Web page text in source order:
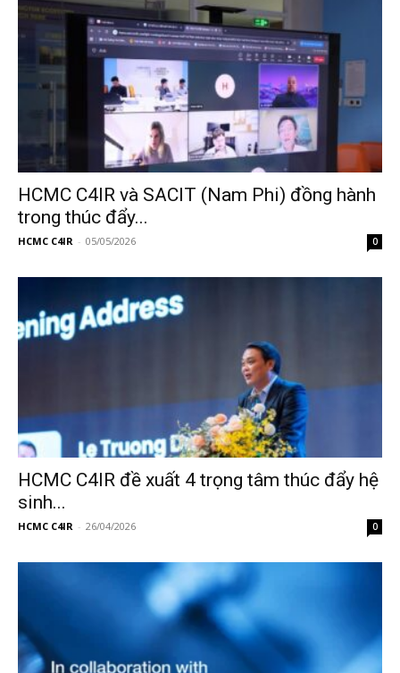
HCMC C4IR và SACIT (Nam Phi) đồng hành
trong thúc đẩy...
HCMC C4IR - 05/05/2026 0
HCMC C4IR đề xuất 4 trọng tâm thúc đẩy hệ
sinh...
HCMC C4IR - 26/04/2026 0